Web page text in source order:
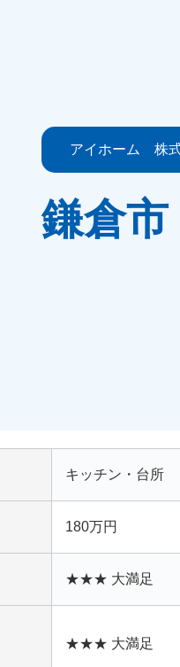
アイホーム 株
鎌倉市
キッチン・台所
180万円
★★★ 大満足
★★★ 大満足